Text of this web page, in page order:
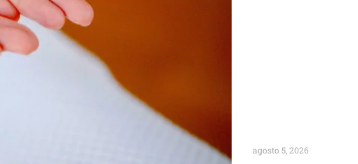
agosto 5, 2026